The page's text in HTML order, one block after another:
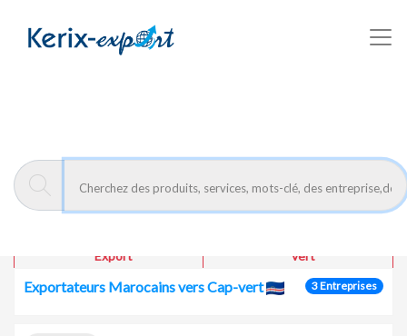
Kerix-export Pays : Cap-vert
Export
vert
Exportateurs Marocains vers Cap-vert 3 Entreprises